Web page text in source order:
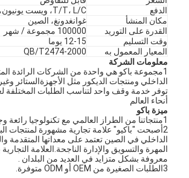
الدفع
T/T، L/C، ويست يونيون، النقدية
مكان المنشأ
غوانغدونغ، الصين
القدرة على التوريد
100000 مجموعة / شهر
وقت التسليم
12-15 يوما
المعيار المعمول به
QB/T2474-2000
معلومات الشركة
1مجموعة باكو هي واحدة من الشركات الرائدة
الداخلي ومنتجات الديكور مثل الأجهزةالستائر
توفر خدمة وقف واحد لتناسب الطلبات المختلفة
أنحاء العالم
ميزة باكو
1منتجاتنا من الطراز العالمي مع تكنولوجيا رائعة وجودة عالية
2أصبحت "باكيو" علامة تجارية مشهورة لمنتجات
الداخلي في الصين تعتمد على معداتها المتقدمة
المهرة والتسويق والإدارة الناجحة.العلامة
معروفة بشكل متزايد في العديد من البلدان .
3الطلبات الصغيرة من OEM أو ODM متوفرة.